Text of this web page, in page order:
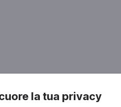
la tua privacy